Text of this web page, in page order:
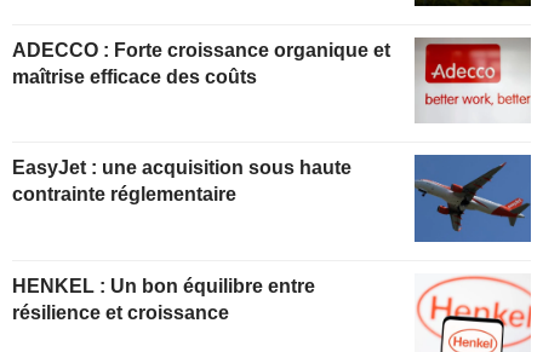
ADECCO : Forte croissance organique et
maîtrise efficace des coûts
EasyJet : une acquisition sous haute
contrainte réglementaire
HENKEL : Un bon équilibre entre
résilience et croissance